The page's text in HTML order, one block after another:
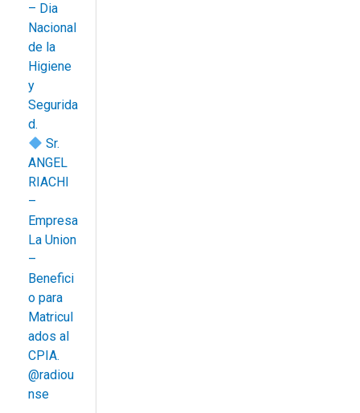
– Dia
Nacional
de la
Higiene
y
Segurida
d.
Sr.
ANGEL
RIACHI
–
Empresa
La Union
–
Benefici
o para
Matricul
ados al
CPIA.
@radiou
nse